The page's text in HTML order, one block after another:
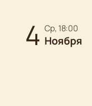
4 ср, 18:00
Ноября